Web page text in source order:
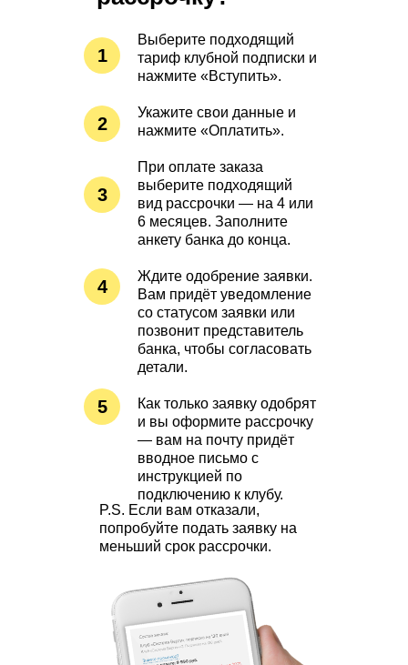
Выберите подходящий
тариф клубной подписки и
нажмите «Вступить».
Укажите свои данные и
нажмите «Оплатить».
При оплате заказа
выберите подходящий
вид рассрочки — на 4 или
6 месяцев. Заполните
анкету банка до конца.
Ждите одобрение заявки.
Вам придёт уведомление
со статусом заявки или
позвонит представитель
банка, чтобы согласовать
детали.
Как только заявку одобрят
и вы оформите рассрочку
— вам на почту придёт
вводное письмо с
инструкцией по
подключению к клубу.
1
2
3
4
5
P.S. Если вам отказали,
попробуйте подать заявку на
меньший срок рассрочки.